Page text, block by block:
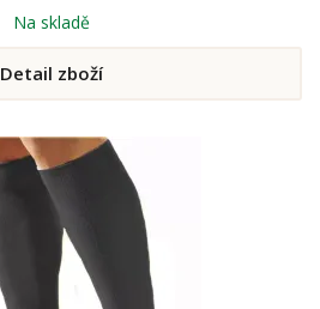
Na skladě
Detail zboží